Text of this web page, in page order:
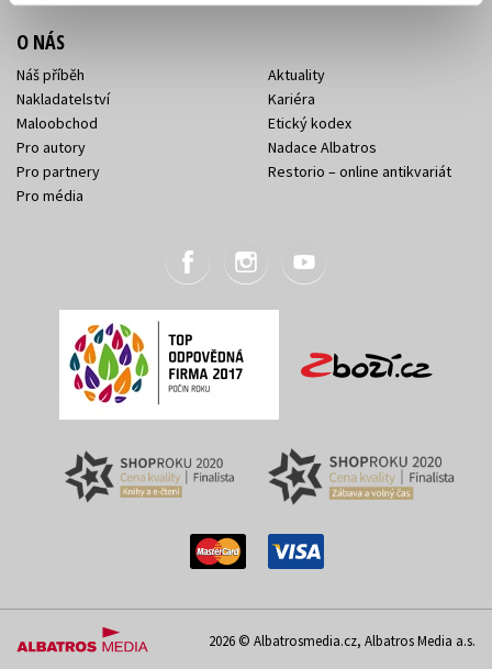
O NÁS
Náš příběh
Nakladatelství
Maloobchod
Pro autory
Pro partnery
Pro média
Aktuality
Kariéra
Etický kodex
Nadace Albatros
Restorio – online antikvariát
2026 © Albatrosmedia.cz, Albatros Media a.s.